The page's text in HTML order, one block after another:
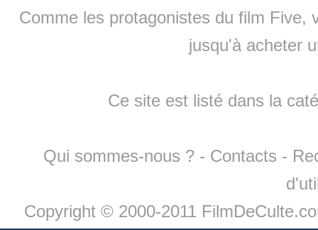
Comme les protagonistes du film Five,
jusqu'à acheter
Ce site est listé dans la
Qui sommes-nous ? - Contacts -
Copyright © 2000-2011